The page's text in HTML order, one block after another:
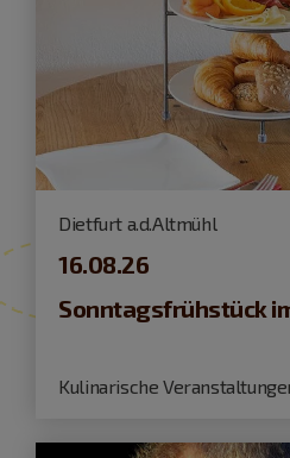
Dietfurt a.d.Altmühl
16.08.26
Sonntagsfrühstück
Kulinarische